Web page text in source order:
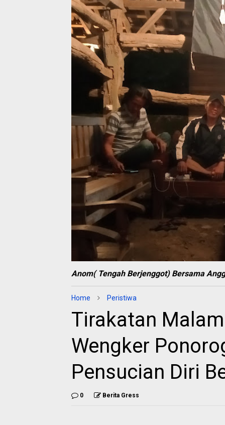
Anom( Tengah Berjenggot) Bersama
Home Peristiwa
Tirakatan
Wengker
Pensucian Diri
0 Berita Gress